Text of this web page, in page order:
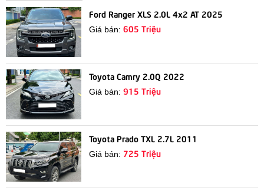
Ford Ranger XLS 2.0L 4x2 AT 2025
Giá bán:605 Triệu
Toyota Camry 2.0Q 2022
Giá bán:915 Triệu
Toyota Prado TXL 2.7L 2011
Giá bán: 725 Triệu